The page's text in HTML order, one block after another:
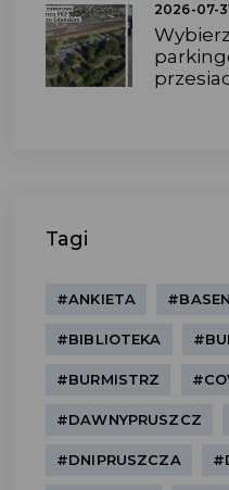
2026-07-
Tagi
#ANKIETA #BASEN
#BIBLIOTEKA
#BURMISTRZ
#DAWNYPRUSZCZ
#DNIPRUSZCZA